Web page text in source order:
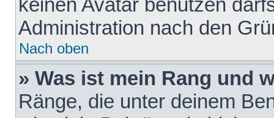
keinen Avatar benutzen
Administration nach den
Nach oben
» Was ist mein Rang und
Ränge, die unter deinem